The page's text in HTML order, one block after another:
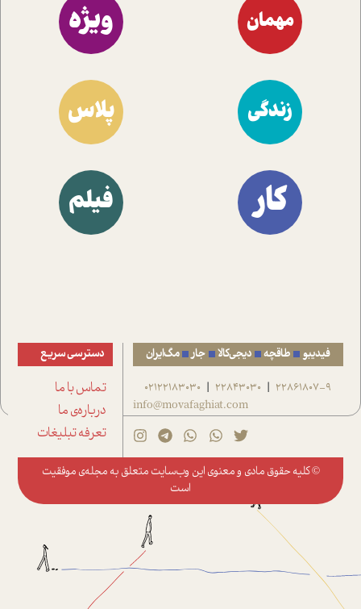
مهمان ویژه
زندگی پلاس
کار فیلم
فیدیبو طاقچه دیجی‌کالا جار مگ‌ایران
22861807-9
|
22843030
|
02122183030
info@movafaghiat.com
دسترسی سریع
تماس با ما
درباره‌ی ما
تعرفه تبلیغات
© کلیه حقوق مادی و معنوی این وب‌سایت متعلق به مجله‌ی موفقیت
است